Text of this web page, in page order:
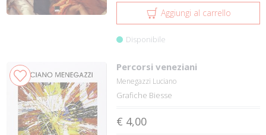
Aggiungi al carrello
Disponibile
Percorsi veneziani
Menegazzi Luciano
Grafiche Biesse
€ 4,00